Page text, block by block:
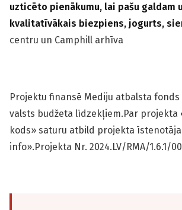
uzticēto pienākumu, lai pašu galdam
kvalitatīvākais biezpiens, jogurts,
centru un Camphill arhīva
Projektu finansē Mediju atbalsta fonds
valsts budžeta līdzekļiem.Par projekta
kods» saturu atbild projekta īstenotāja
info».Projekta Nr. 2024.LV/RMA/1.6.1/